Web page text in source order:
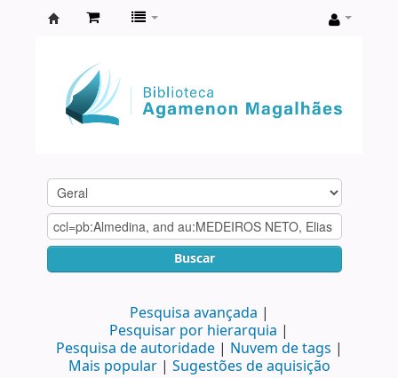
Agamenon
Magalhães
Buscar
Pesquisa avançada
Pesquisar por hierarquia
Pesquisa de autoridade
Nuvem de tags
Mais popular
Sugestões de aquisição